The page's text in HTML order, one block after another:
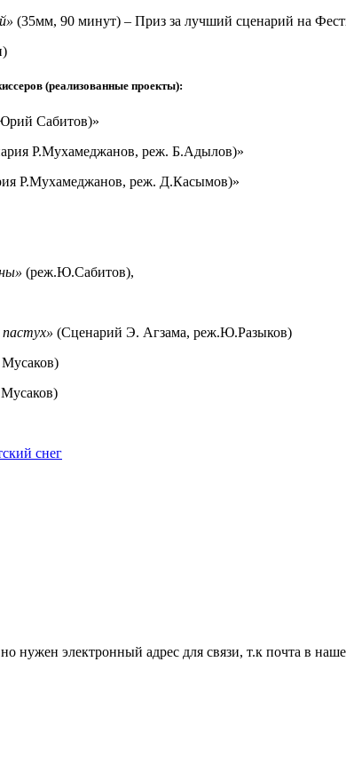
(35мм, 90 минут) – Приз за лучший сценарий на
(реализованные проекты):
Сабитов)»
Р.Мухамеджанов, реж. Б.Адылов)»
Р.Мухамеджанов, реж. Д.Касымов)»
(реж.Ю.Сабитов),
(Сценарий Э. Агзама, реж.Ю.Разыков)
снег
нужен электронный адрес для связи, т.к почта в